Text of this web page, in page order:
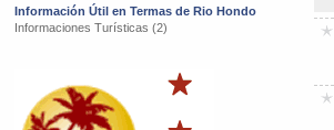
Información Útil en Termas de Rio Hondo
Informaciones Turísticas (2)